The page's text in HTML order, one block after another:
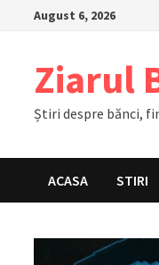
August 6, 2026
Ziarul
Știri despre bănci,
ACASA STIRI